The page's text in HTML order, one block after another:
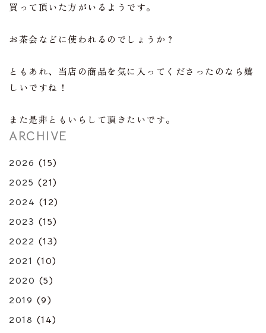
買って頂いた方がいるようです。
お茶会などに使われるのでしょうか？
ともあれ、当店の商品を気に入ってくださったのなら嬉
しいですね！
また是非ともいらして頂きたいです。
ARCHIVE
2026 (15)
2025 (21)
2024 (12)
2023 (15)
2022 (13)
2021 (10)
2020 (5)
2019 (9)
2018 (14)